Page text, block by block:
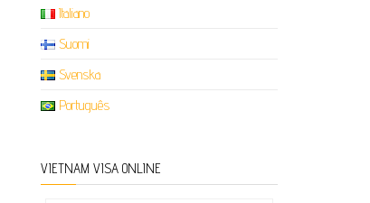
Italiano
Suomi
Svenska
Português
VIETNAM VISA ONLINE